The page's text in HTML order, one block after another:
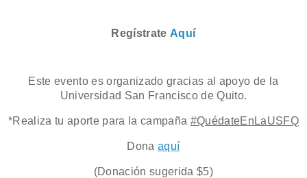
Regístrate Aquí
Este evento es organizado gracias al apoyo de la
Universidad San Francisco de Quito.
*Realiza tu aporte para la campaña #QuédateEnLaUSFQ
Donaaquí
(Donación sugerida $5)